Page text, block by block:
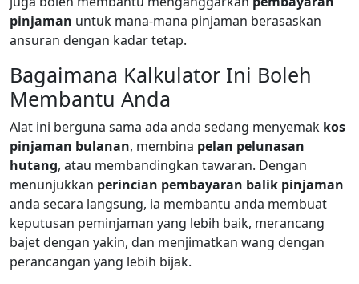
pinjaman untuk mana-mana pinjaman berasaskan
ansuran dengan kadar tetap.
Bagaimana Kalkulator Ini Boleh
Membantu Anda
Alat ini berguna sama ada anda sedang menyemak kos
pinjaman bulanan, membina pelan pelunasan
hutang, atau membandingkan tawaran. Dengan
menunjukkan perincian pembayaran balik pinjaman
anda secara langsung, ia membantu anda membuat
keputusan peminjaman yang lebih baik, merancang
bajet dengan yakin, dan menjimatkan wang dengan
perancangan yang lebih bijak.